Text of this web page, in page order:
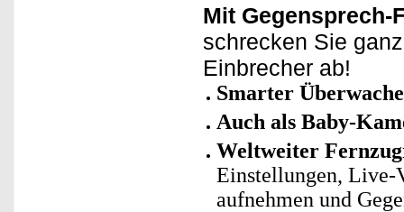
Mit Gegensprech-
schrecken Sie
Einbrecher ab!
Smarter
Auch als Baby-
Weltweiter
Einstellungen, Live-
aufnehmen und